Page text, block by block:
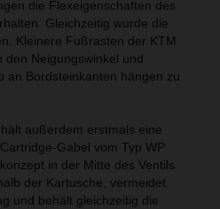
die Flexeigenschaften des
Gleichzeitig wurde die
Kleinere Fußrasten der KTM
den Neigungswinkel und
an Bordsteinkanten hängen zu
außerdem erstmals eine
Gabel vom Typ WP
in der Mitte des Ventils
der Kartusche, vermeidet
und behält gleichzeitig die